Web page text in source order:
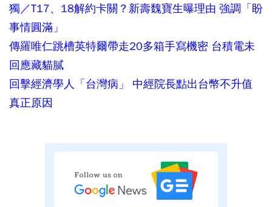
獨／T17、18解約卡關？新壽魏寶生曝理由 強調「盼
事情圓滿」
傳羅唯仁跳槽英特爾帶走20多箱手寫機密 台積電未
回應藏貓膩
回擊經濟學人「台灣病」 中經院長點出台幣不升值
真正原因